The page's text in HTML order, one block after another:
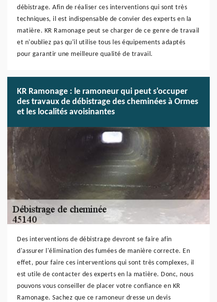
débistrage. Afin de réaliser ces interventions qui sont très
techniques, il est indispensable de convier des experts en la
matière. KR Ramonage peut se charger de ce genre de travail
et n'oubliez pas qu'il utilise tous les équipements adaptés
pour garantir une meilleure qualité de travail.
KR Ramonage : le ramoneur qui peut s'occuper
des travaux de débistrage des cheminées à Ormes
et les localités avoisinantes
Des interventions de débistrage devront se faire afin
d'assurer l'élimination des fumées de manière correcte. En
effet, pour faire ces interventions qui sont très complexes, il
est utile de contacter des experts en la matière. Donc, nous
pouvons vous conseiller de placer votre confiance en KR
Ramonage. Sachez que ce ramoneur dresse un devis